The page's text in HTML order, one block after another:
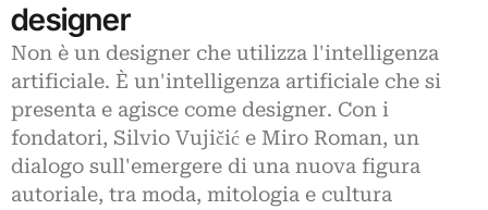
designer
Non è un designer che utilizza l'intelligenza
artificiale. È un'intelligenza artificiale che si
presenta e agisce come designer. Con i
fondatori, Silvio Vujičić e Miro Roman, un
dialogo sull'emergere di una nuova figura
autoriale, tra moda, mitologia e cultura